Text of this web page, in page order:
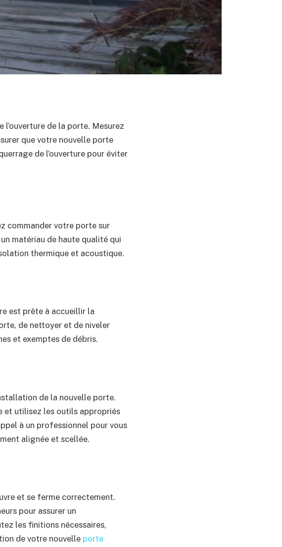
l’ouverture de la porte. Mesurez
que votre nouvelle porte
de l’ouverture pour éviter
commander votre porte sur
matériau de haute qualité qui
thermique et acoustique.
est prête à accueillir la
de nettoyer et de niveler
et exemptes de débris.
de la nouvelle porte.
et utilisez les outils appropriés
à un professionnel pour vous
alignée et scellée.
et se ferme correctement.
pour assurer un
les finitions nécessaires,
de votre nouvelle porte